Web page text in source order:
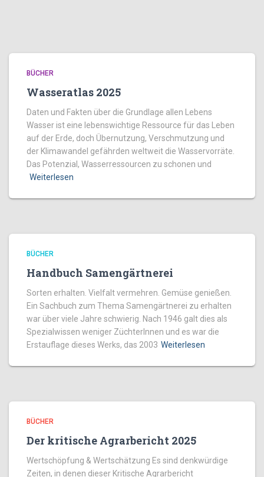
BÜCHER
Wasseratlas 2025
Daten und Fakten über die Grundlage allen Lebens
Wasser ist eine lebenswichtige Ressource für das Leben
auf der Erde, doch Übernutzung, Verschmutzung und
der Klimawandel gefährden weltweit die Wasservorräte.
Das Potenzial, Wasserressourcen zu schonen und
Weiterlesen
BÜCHER
Handbuch Samengärtnerei
Sorten erhalten. Vielfalt vermehren. Gemüse genießen.
Ein Sachbuch zum Thema Samengärtnerei zu erhalten
war über viele Jahre schwierig. Nach 1946 galt dies als
Spezialwissen weniger ZüchterInnen und es war die
Erstauflage dieses Werks, das 2003 Weiterlesen
BÜCHER
Der kritische Agrarbericht 2025
Wertschöpfung & Wertschätzung Es sind denkwürdige
Zeiten, in denen dieser Kritische Agrarbericht